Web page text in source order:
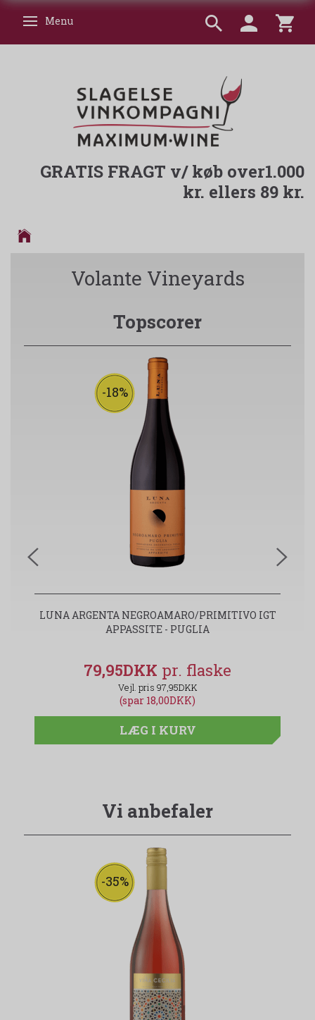
Skifte navigation
Menu
GRATIS FRAGT v/ køb over1.000
kr. ellers 89 kr.
Volante Vineyards
Topscorer
-18%
LUNA ARGENTA NEGROAMARO/PRIMITIVO IGT
APPASSITE - PUGLIA
79,95DKK
97,95DKK
(spar 18,00DKK)
LÆG I KURV
Vi anbefaler
-35%